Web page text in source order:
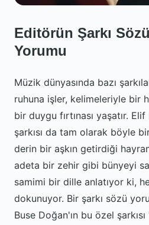
Editörün Şarkı Sözü
Yorumu
Müzik dünyasında bazı
ruhuna işler, kelimeleriyle bir
bir duygu fırtınası yaşatır.
şarkısı da tam olarak böyle
derin bir aşkın getirdiği
adeta bir zehir gibi bünyeyi
samimi bir dille anlatıyor ki,
dokunuyor. Bir şarkı sözü
Buse Doğan'ın bu özel